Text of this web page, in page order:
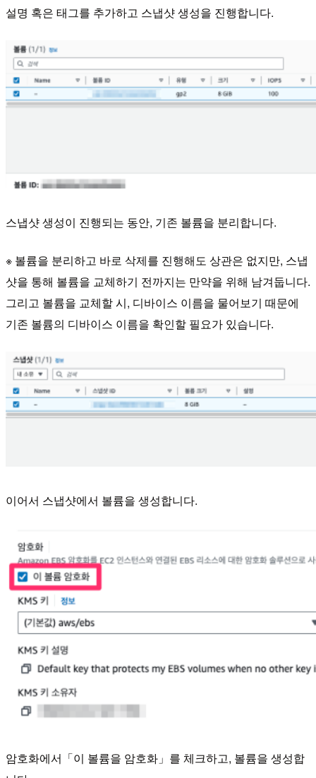
설명 혹은 태그를 추가하고 스냅샷 생성을 진행합니다.
스냅샷 생성이 진행되는 동안, 기존 볼륨을 분리합니다.
※ 볼륨을 분리하고 바로 삭제를 진행해도 상관은 없지만, 스냅
샷을 통해 볼륨을 교체하기 전까지는 만약을 위해 남겨둡니다.
그리고 볼륨을 교체할 시, 디바이스 이름을 물어보기 때문에
기존 볼륨의 디바이스 이름을 확인할 필요가 있습니다.
이어서 스냅샷에서 볼륨을 생성합니다.
암호화에서「이 볼륨을 암호화」를 체크하고, 볼륨을 생성합